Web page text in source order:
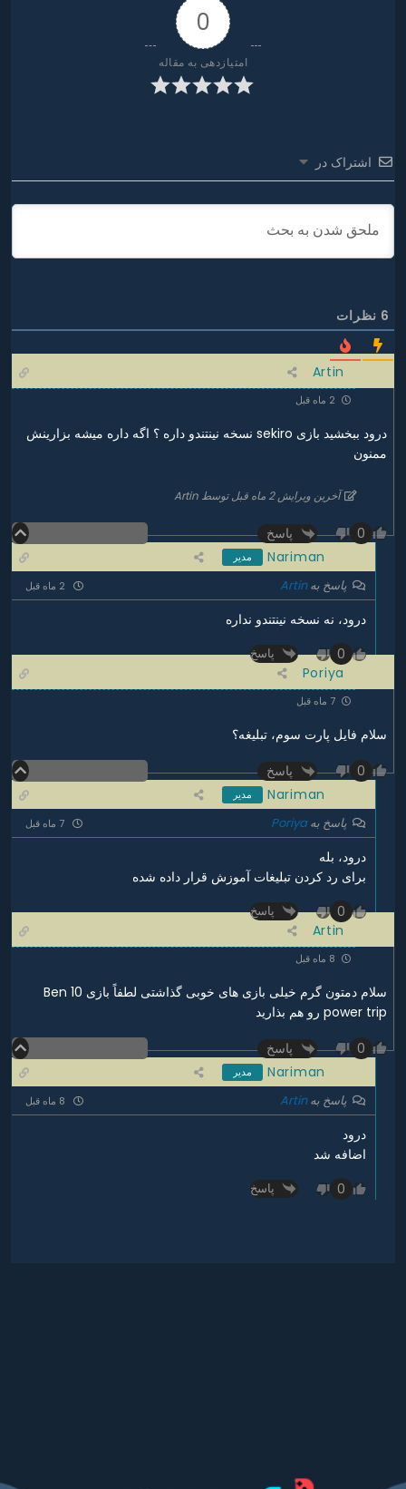
0
امتیازدهی به مقاله
اشتراک در
6 نظرات
Artin
درود ببخشید بازی sekiro نسخه نینتندو داره ؟ اگه داره میشه بزارینش
ممنون
آخرین ویرایش 2 ماه قبل توسط Artin
0
پاسخ
Nariman
مدیر
پاسخ بهArtin
درود، نه نسخه نینتندو نداره
0
پاسخ
Poriya
سلام فایل پارت سوم، تبلیغه؟
0
پاسخ
Nariman
مدیر
پاسخ بهPoriya
درود، بله
برای رد کردن تبلیغات آموزش قرار داده شده
0
پاسخ
Artin
سلام دمتون گرم خیلی بازی های خوبی گذاشتی لطفاً بازی Ben 10
power trip رو هم بذارید
0
پاسخ
Nariman
مدیر
پاسخ بهArtin
درود
اضافه شد
0
پاسخ